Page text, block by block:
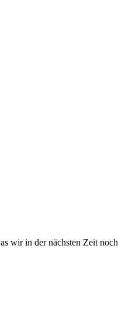
wir in der nächsten Zeit noch